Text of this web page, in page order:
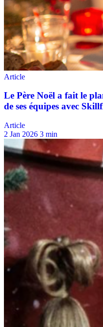
Article
2 Jan 2026 3 min